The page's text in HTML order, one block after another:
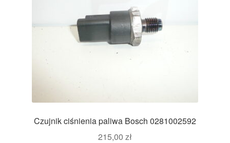
Czujnik ciśnienia paliwa Bosch 0281002592
215,00 zł